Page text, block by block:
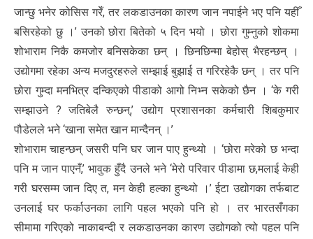
जान्छु भनेर कोसिस गरेँ, तर लकडाउनका कारण जान नपाईने भए पनि यहीँ
बसिरहेको छु ।’ उनको छोरा बितेको ५ दिन भयो । छोरा गुम्नुको शोकमा
शोभाराम निकै कमजोर बनिसकेका छन् । छिनछिन्मा बेहोस् भैरहन्छन् ।
उद्योगमा रहेका अन्य मजदुरहरुले सम्झाई बुझाई त गरिरहेकै छन् । तर पनि
छोरा गुम्दा मनभित्र दन्किएको पीडाको आगो निभ्न सकेको छैन । ‘के गरी
सम्झाउने ? जतिबेलै रुन्छन्,’ उद्योग प्रशासनका कर्मचारी शिबकुमार
पौडेलले भने ‘खाना समेत खान मान्दैनन् ।’
शोभाराम चाहन्छन् जसरी पनि घर जान पाए हुन्थ्यो । ‘छोरा मरेको छ भन्दा
पनि म जान पाएनँ,’ भावुक हुँदै उनले भने ‘मेरो परिवार पीडामा छ,मलाई केही
गरी घरसम्म जान दिए त, मन केही हल्का हुन्थ्यो ।’ ईटा उद्योगका तर्फबाट
उनलाई घर फर्काउनका लागि पहल भएको पनि हो । तर भारतसँगका
सीमामा गरिएको नाकाबन्दी र लकडाउनका कारण उद्योगको त्यो पहल पनि